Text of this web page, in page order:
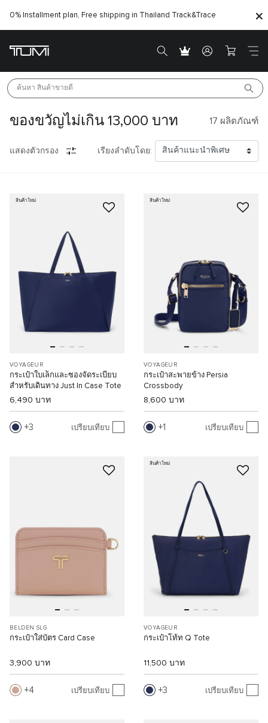
0% Installment plan, Free shipping in Thailand Track&Trace
ค้นหา สินค้าขายดี
ของขวัญไม่เกิน 13,000 บาท 17 ผลิตภัณฑ์
แสดงตัวกรอง เรียงลำดับโดย:
สินค้าใหม่
VOYAGEUR
กระเป๋าใบเล็กและซองจัดระเบียบ
สำหรับเดินทาง Just In Case Tote
6,490 บาท
3 เปรียบเทียบ
สินค้าใหม่
VOYAGEUR
กระเป๋าสะพายข้าง Persia
Crossbody
8,600 บาท
1 เปรียบเทียบ
BELDEN SLG
กระเป๋าใส่บัตร Card Case
3,900 บาท
4 เปรียบเทียบ
สินค้าใหม่
VOYAGEUR
กระเป๋าโท้ท Q Tote
11,500 บาท
3 เปรียบเทียบ